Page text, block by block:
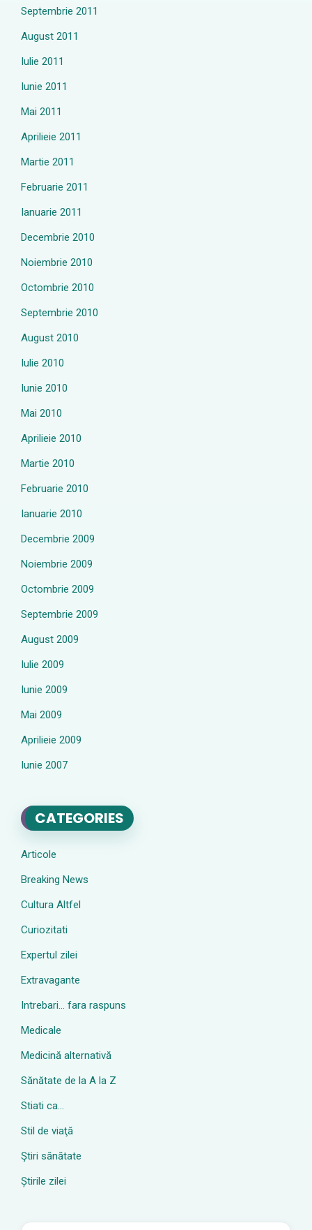
Septembrie 2011
August 2011
Iulie 2011
Iunie 2011
Mai 2011
Aprilieie 2011
Martie 2011
Februarie 2011
Ianuarie 2011
Decembrie 2010
Noiembrie 2010
Octombrie 2010
Septembrie 2010
August 2010
Iulie 2010
Iunie 2010
Mai 2010
Aprilieie 2010
Martie 2010
Februarie 2010
Ianuarie 2010
Decembrie 2009
Noiembrie 2009
Octombrie 2009
Septembrie 2009
August 2009
Iulie 2009
Iunie 2009
Mai 2009
Aprilieie 2009
Iunie 2007
CATEGORIES
Articole
Breaking News
Cultura Altfel
Curiozitati
Expertul zilei
Extravagante
Intrebari… fara raspuns
Medicale
Medicină alternativă
Sănătate de la A la Z
Stiati ca…
Stil de viaţă
Ştiri sănătate
Știrile zilei